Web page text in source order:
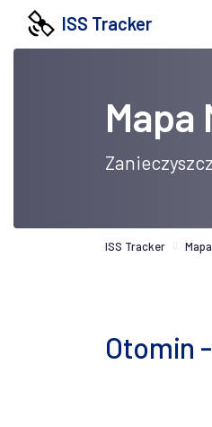
ISS Tracker
Mapa
ISS Tracker
Otomin